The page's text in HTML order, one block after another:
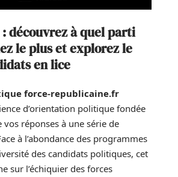
découvrez à quel parti
le plus et explorez le
en lice
force-republicaine.fr
d’orientation politique fondée
vos réponses à une série de
à l’abondance des programmes
des candidats politiques, cet
sur l’échiquier des forces